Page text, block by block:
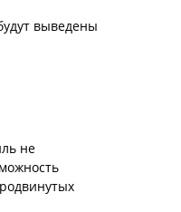
выведены
не